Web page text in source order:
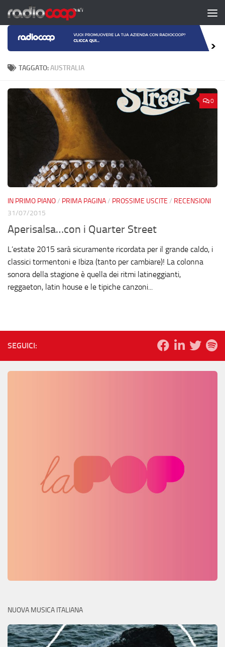
Salta al contenuto
TAGGATO:AUSTRALIA
0
IN PRIMO PIANO/ PRIMA PAGINA/ PROSSIME USCITE / RECENSIONI
31/07/2015
Aperisalsa…con i Quarter Street
L’estate 2015 sarà sicuramente ricordata per il grande caldo, i
classici tormentoni e Ibiza (tanto per cambiare)! La colonna
sonora della stagione è quella dei ritmi latineggianti,
reggaeton, latin house e le tipiche canzoni...
SEGUICI:
NUOVA MUSICA ITALIANA